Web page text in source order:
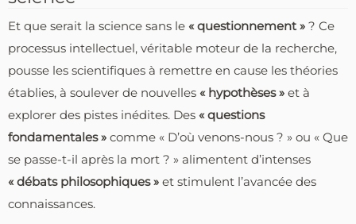
Et que serait la science sans le « questionnement » ? Ce
processus intellectuel, véritable moteur de la recherche,
pousse les scientifiques à remettre en cause les théories
établies, à soulever de nouvelles « hypothèses » et à
explorer des pistes inédites. Des « questions
fondamentales » comme « D’où venons-nous ? » ou « Que
se passe-t-il après la mort ? » alimentent d’intenses
« débats philosophiques » et stimulent l’avancée des
connaissances.